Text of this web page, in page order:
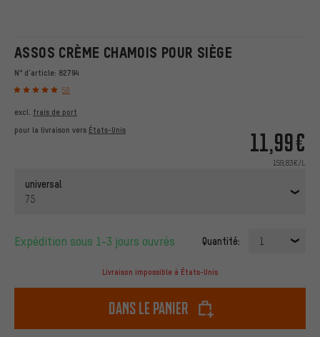
ASSOS CRÈME CHAMOIS POUR SIÈGE
N° d'article: 82794
50
11,99€
159,83€/L
excl. frais de port
pour la livraison vers États-Unis
universal
75
Expédition sous 1-3 jours ouvrés Quantité: 1
Livraison impossible à États-Unis
dans le panier